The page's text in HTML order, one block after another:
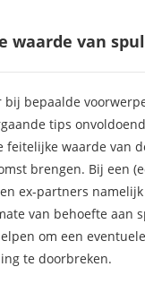
waarde van
bij bepaalde
tips
feitelijke waarde van
brengen. Bij een
ex-partners namelijk
van behoefte aan
om een
te doorbreken.